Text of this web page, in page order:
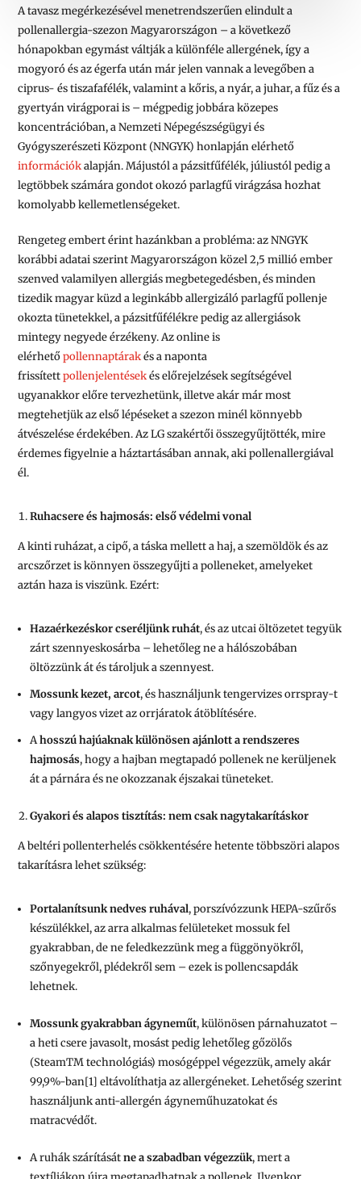
A tavasz megérkezésével menetrendszerűen elindult a
pollenallergia-szezon Magyarországon – a következő
hónapokban egymást váltják a különféle allergének, így a
mogyoró és az égerfa után már jelen vannak a levegőben a
ciprus- és tiszafafélék, valamint a kőris, a nyár, a juhar, a fűz és a
gyertyán virágporai is – mégpedig jobbára közepes
koncentrációban, a Nemzeti Népegészségügyi és
Gyógyszerészeti Központ (NNGYK) honlapján elérhető
információkalapján. Májustól a pázsitfűfélék, júliustól pedig a
legtöbbek számára gondot okozó parlagfű virágzása hozhat
komolyabb kellemetlenségeket.
Rengeteg embert érint hazánkban a probléma: az NNGYK
korábbi adatai szerint Magyarországon közel 2,5 millió ember
szenved valamilyen allergiás megbetegedésben, és minden
tizedik magyar küzd a leginkább allergizáló parlagfű pollenje
okozta tünetekkel, a pázsitfűfélékre pedig az allergiások
mintegy negyede érzékeny. Az online is
elérhetőpollennaptárakés a naponta
frissítettpollenjelentésekés előrejelzések segítségével
ugyanakkor előre tervezhetünk, illetve akár már most
megtehetjük az első lépéseket a szezon minél könnyebb
átvészelése érdekében. Az LG szakértői összegyűjtötték, mire
érdemes figyelnie a háztartásában annak, aki pollenallergiával
él.
Ruhacsere és hajmosás: első védelmi vonal
A kinti ruházat, a cipő, a táska mellett a haj, a szemöldök és az
arcszőrzet is könnyen összegyűjti a polleneket, amelyeket
aztán haza is viszünk. Ezért:
Hazaérkezéskor cseréljünk ruhát, és az utcai öltözetet tegyük
zárt szennyeskosárba – lehetőleg ne a hálószobában
öltözzünk át és tároljuk a szennyest.
Mossunk kezet, arcot, és használjunk tengervizes orrspray-t
vagy langyos vizet az orrjáratok átöblítésére.
Ahosszú hajúaknak különösen ajánlott a rendszeres
hajmosás, hogy a hajban megtapadó pollenek ne kerüljenek
át a párnára és ne okozzanak éjszakai tüneteket.
Gyakori és alapos tisztítás: nem csak nagytakarításkor
A beltéri pollenterhelés csökkentésére hetente többszöri alapos
takarításra lehet szükség:
Portalanítsunk nedves ruhával, porszívózzunk HEPA-szűrős
készülékkel, az arra alkalmas felületeket mossuk fel
gyakrabban, de ne feledkezzünk meg a függönyökről,
szőnyegekről, plédekről sem – ezek is pollencsapdák
lehetnek.
Mossunk gyakrabban ágyneműt, különösen párnahuzatot –
a heti csere javasolt, mosást pedig lehetőleg gőzölős
(SteamTMtechnológiás) mosógéppel végezzük, amely akár
99,9%-ban[1] eltávolíthatja az allergéneket. Lehetőség szerint
használjunk anti-allergén ágyneműhuzatokat és
matracvédőt.
A ruhák szárításátne a szabadban végezzük, mert a